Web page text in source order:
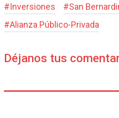
#Inversiones #San
#Alianza Público-Privada
Déjanos tus